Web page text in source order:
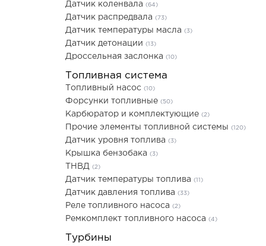
Датчик коленвала (64)
Датчик распредвала (73)
Датчик температуры масла (3)
Датчик детонации (13)
Дроссельная заслонка (10)
Топливная система
Топливный насос (10)
Форсунки топливные (50)
Карбюратор и комплектующие (2)
Прочие элементы топливной системы (120)
Датчик уровня топлива (3)
Крышка бензобака (3)
ТНВД (2)
Датчик температуры топлива (11)
Датчик давления топлива (33)
Реле топливного насоса (2)
Ремкомплект топливного насоса (4)
Турбины